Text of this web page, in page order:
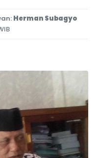
Herman Subagyo